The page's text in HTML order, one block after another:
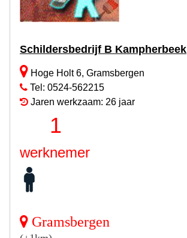
Schildersbedrijf B Kampherbeek
Hoge Holt 6, Gramsbergen
Tel: 0524-562215
Jaren werkzaam: 26 jaar
1
werknemer
Gramsbergen